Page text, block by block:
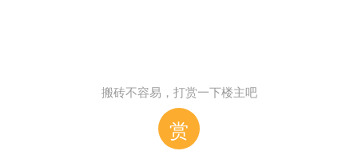
搬砖不容易，打赏一下楼主吧
赏